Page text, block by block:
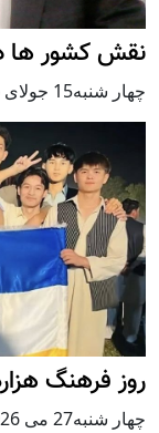
نقش کشور ها
چهار شنبه15 جولای 2026
روز فرهنگ
چهار شنبه27 می 2026